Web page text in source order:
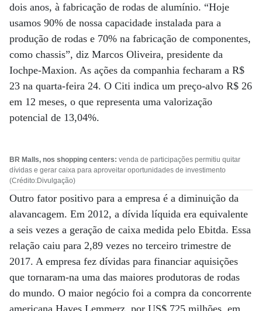
dois anos, à fabricação de rodas de alumínio. “Hoje
usamos 90% de nossa capacidade instalada para a
produção de rodas e 70% na fabricação de componentes,
como chassis”, diz Marcos Oliveira, presidente da
Iochpe-Maxion. As ações da companhia fecharam a R$
23 na quarta-feira 24. O Citi indica um preço-alvo R$ 26
em 12 meses, o que representa uma valorização
potencial de 13,04%.
BR Malls, nos shopping centers: venda de participações permitiu quitar
dívidas e gerar caixa para aproveitar oportunidades de investimento
(Crédito:Divulgação)
Outro fator positivo para a empresa é a diminuição da
alavancagem. Em 2012, a dívida líquida era equivalente
a seis vezes a geração de caixa medida pelo Ebitda. Essa
relação caiu para 2,89 vezes no terceiro trimestre de
2017. A empresa fez dívidas para financiar aquisições
que tornaram-na uma das maiores produtoras de rodas
do mundo. O maior negócio foi a compra da concorrente
americana Hayes Lemmerz, por US$ 725 milhões, em